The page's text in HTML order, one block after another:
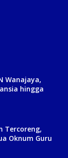
Wanajaya,
hingga
Tercoreng,
Oknum Guru